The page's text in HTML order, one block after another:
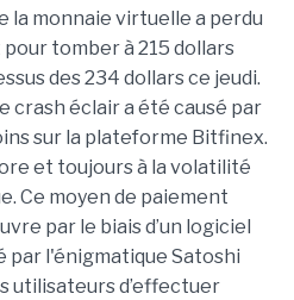
la monnaie virtuelle a perdu
tomber à 215 dollars
des 234 dollars ce jeudi.
crash éclair a été causé par
sur la plateforme Bitfinex.
et toujours à la volatilité
Ce moyen de paiement
par le biais d’un logiciel
par l'énigmatique Satoshi
utilisateurs d’effectuer